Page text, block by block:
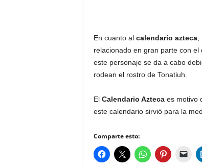
En cuanto al calendario azteca,
relacionado en gran parte con el
este personaje se da a cabo
rodean el rostro de Tonatiuh.
El Calendario Aztecaes motivo
este calendario sirvió para la
Comparte esto: